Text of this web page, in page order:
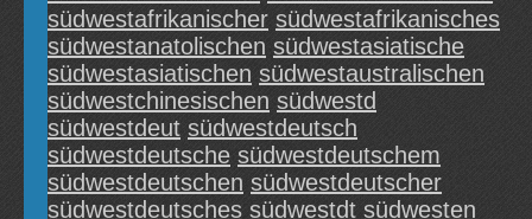
südwestafrikanischer südwestafrikanisches
südwestanatolischen südwestasiatische
südwestasiatischen südwestaustralischen
südwestchinesischen südwestd
südwestdeut südwestdeutsch
südwestdeutsche südwestdeutschem
südwestdeutschen südwestdeutscher
südwestdeutsches südwestdt südwesten